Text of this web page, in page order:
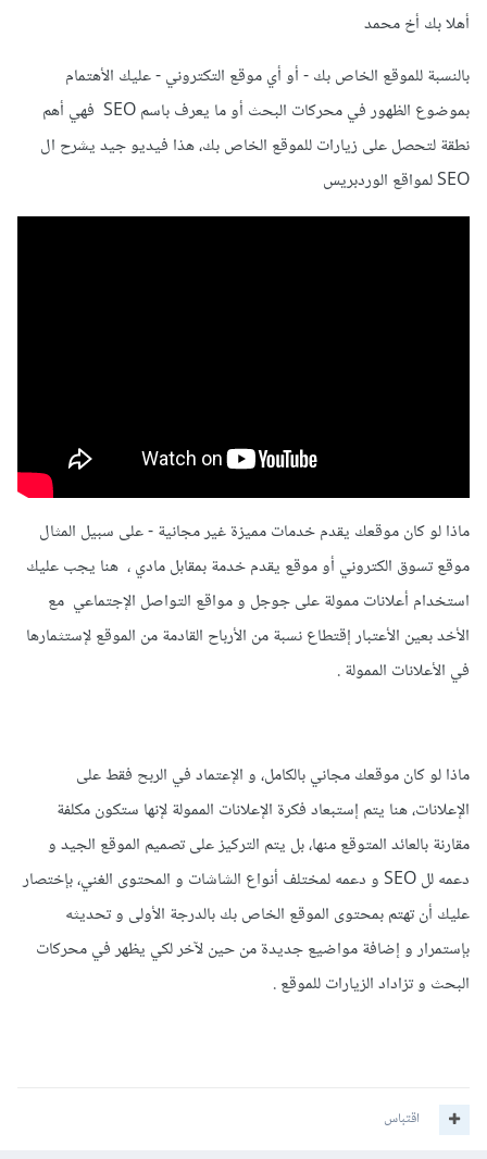
أهلا بك أخ محمد
بالنسبة للموقع الخاص بك - أو أي موقع التكتروني - عليك الأهتمام
بموضوع الظهور في محركات البحث أو ما يعرف باسم SEO فهي أهم
نطقة لتحصل على زيارات للموقع الخاص بك، هذا فيديو جيد يشرح ال
SEO لمواقع الوردبريس
ماذا لو كان موقعك يقدم خدمات مميزة غير مجانية - على سبيل المثال
موقع تسوق الكتروني أو موقع يقدم خدمة بمقابل مادي ، هنا يجب عليك
استخدام أعلانات ممولة على جوجل و مواقع التواصل الإجتماعي مع
الأخد بعين الأعتبار إقتطاع نسبة من الأرباح القادمة من الموقع لإستثمارها
في الأعلانات الممولة .
ماذا لو كان موقعك مجاني بالكامل، و الإعتماد في الربح فقط على
الإعلانات، هنا يتم إستبعاد فكرة الإعلانات الممولة لإنها ستكون مكلفة
مقارنة بالعائد المتوقع منها، بل يتم التركيز على تصميم الموقع الجيد و
دعمه لل SEO و دعمه لمختلف أنواع الشاشات و المحتوى الغني، بإختصار
عليك أن تهتم بمحتوى الموقع الخاص بك بالدرجة الأولى و تحديثه
بإستمرار و إضافة مواضيع جديدة من حين لآخر لكي يظهر في محركات
البحث و تزاداد الزيارات للموقع .
اقتباس